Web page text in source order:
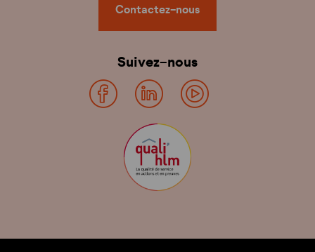
Contactez-nous
Suivez-nous